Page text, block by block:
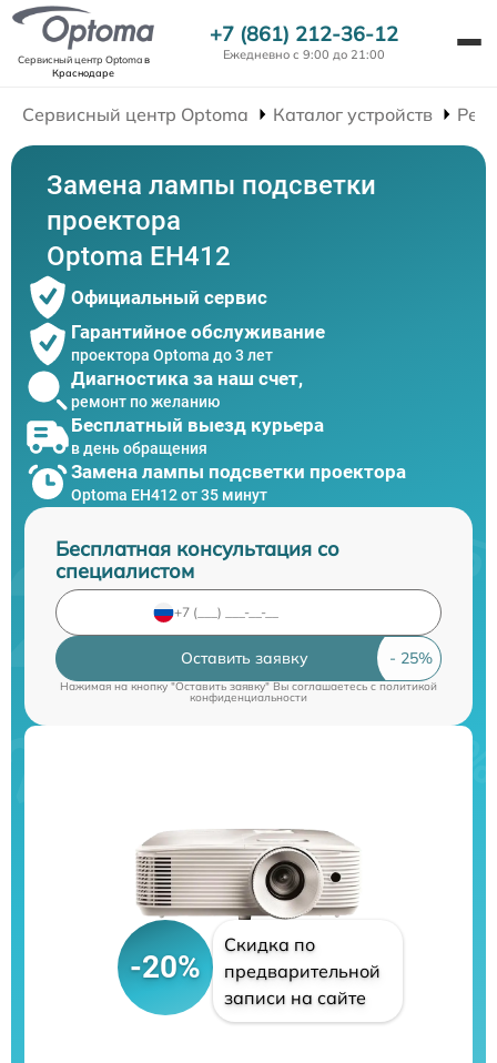
Сервисный центр Optomaв
Краснодаре
+7 (861) 212-36-12
Ежедневно с 9:00 до 21:00
Сервисный центр Optoma Каталог устройств
Замена лампы подсветки
проектора
Optoma EH412
Официальный сервис
Гарантийное обслуживание
проектора Optoma до 3 лет
Диагностика за наш счет,
ремонт по желанию
Бесплатный выезд курьера
в день обращения
Замена лампы подсветки проектора
Optoma EH412 от 35 минут
Бесплатная консультация со
специалистом
Оставить заявку
Нажимая на кнопку "Оставить заявку" Вы соглашаетесь cполитикой
конфиденциальности
-20%
Скидка по
предварительной
записи на сайте